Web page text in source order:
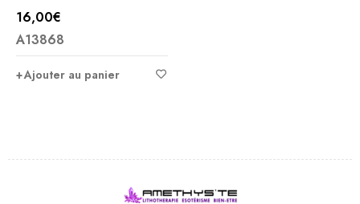
16,00€
A13868
Ajouter au panier